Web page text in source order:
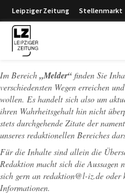
Leipziger Zeitung Stellenmarkt
Im Bereich „Melder“ finden Sie
verschiedensten Wegen erreichen
wollen. Es handelt sich also um
ihren Wahrheitsgehalt hin nicht
stets durchgehende Zitate der
unseres redaktionellen Bereiches
Für die Inhalte sind allein die
Redaktion macht sich die Aussagen
sich gern an redaktion@l-iz.de oder
Informationen.